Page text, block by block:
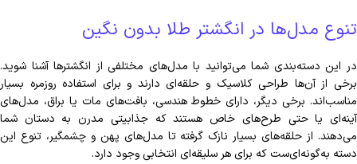
تنوع مدل‌ها در انگشتر طلا بدون نگین
در این دسته‌بندی شما می‌توانید با مدل‌های مختلفی از انگشترها آشنا شوید.
برخی از آن‌ها طراحی کلاسیک و حلقه‌ای دارند و برای استفاده روزمره بسیار
مناسب‌اند. برخی دیگر، دارای خطوط هندسی، بافت‌های مات یا براق، مدل‌های
آینه‌ای یا حتی طرح‌های خاص هستند که جذابیتی مدرن به دستان شما
می‌دهند. از حلقه‌های بسیار نازک گرفته تا مدل‌های پهن و چشمگیر، تنوع این
دسته به‌گونه‌ای‌ست که برای هر سلیقه‌ای انتخابی وجود دارد.